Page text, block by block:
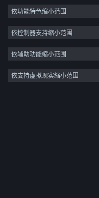
关于蒸汽平台|退款政策|软件许可
个人信息保护政策|个人信息出境告知
休闲
模拟
竞速
体育
视频制作
依功能特色缩小范围
依控制器支持缩小范围
依辅助功能缩小范围
依支持虚拟现实缩小范围